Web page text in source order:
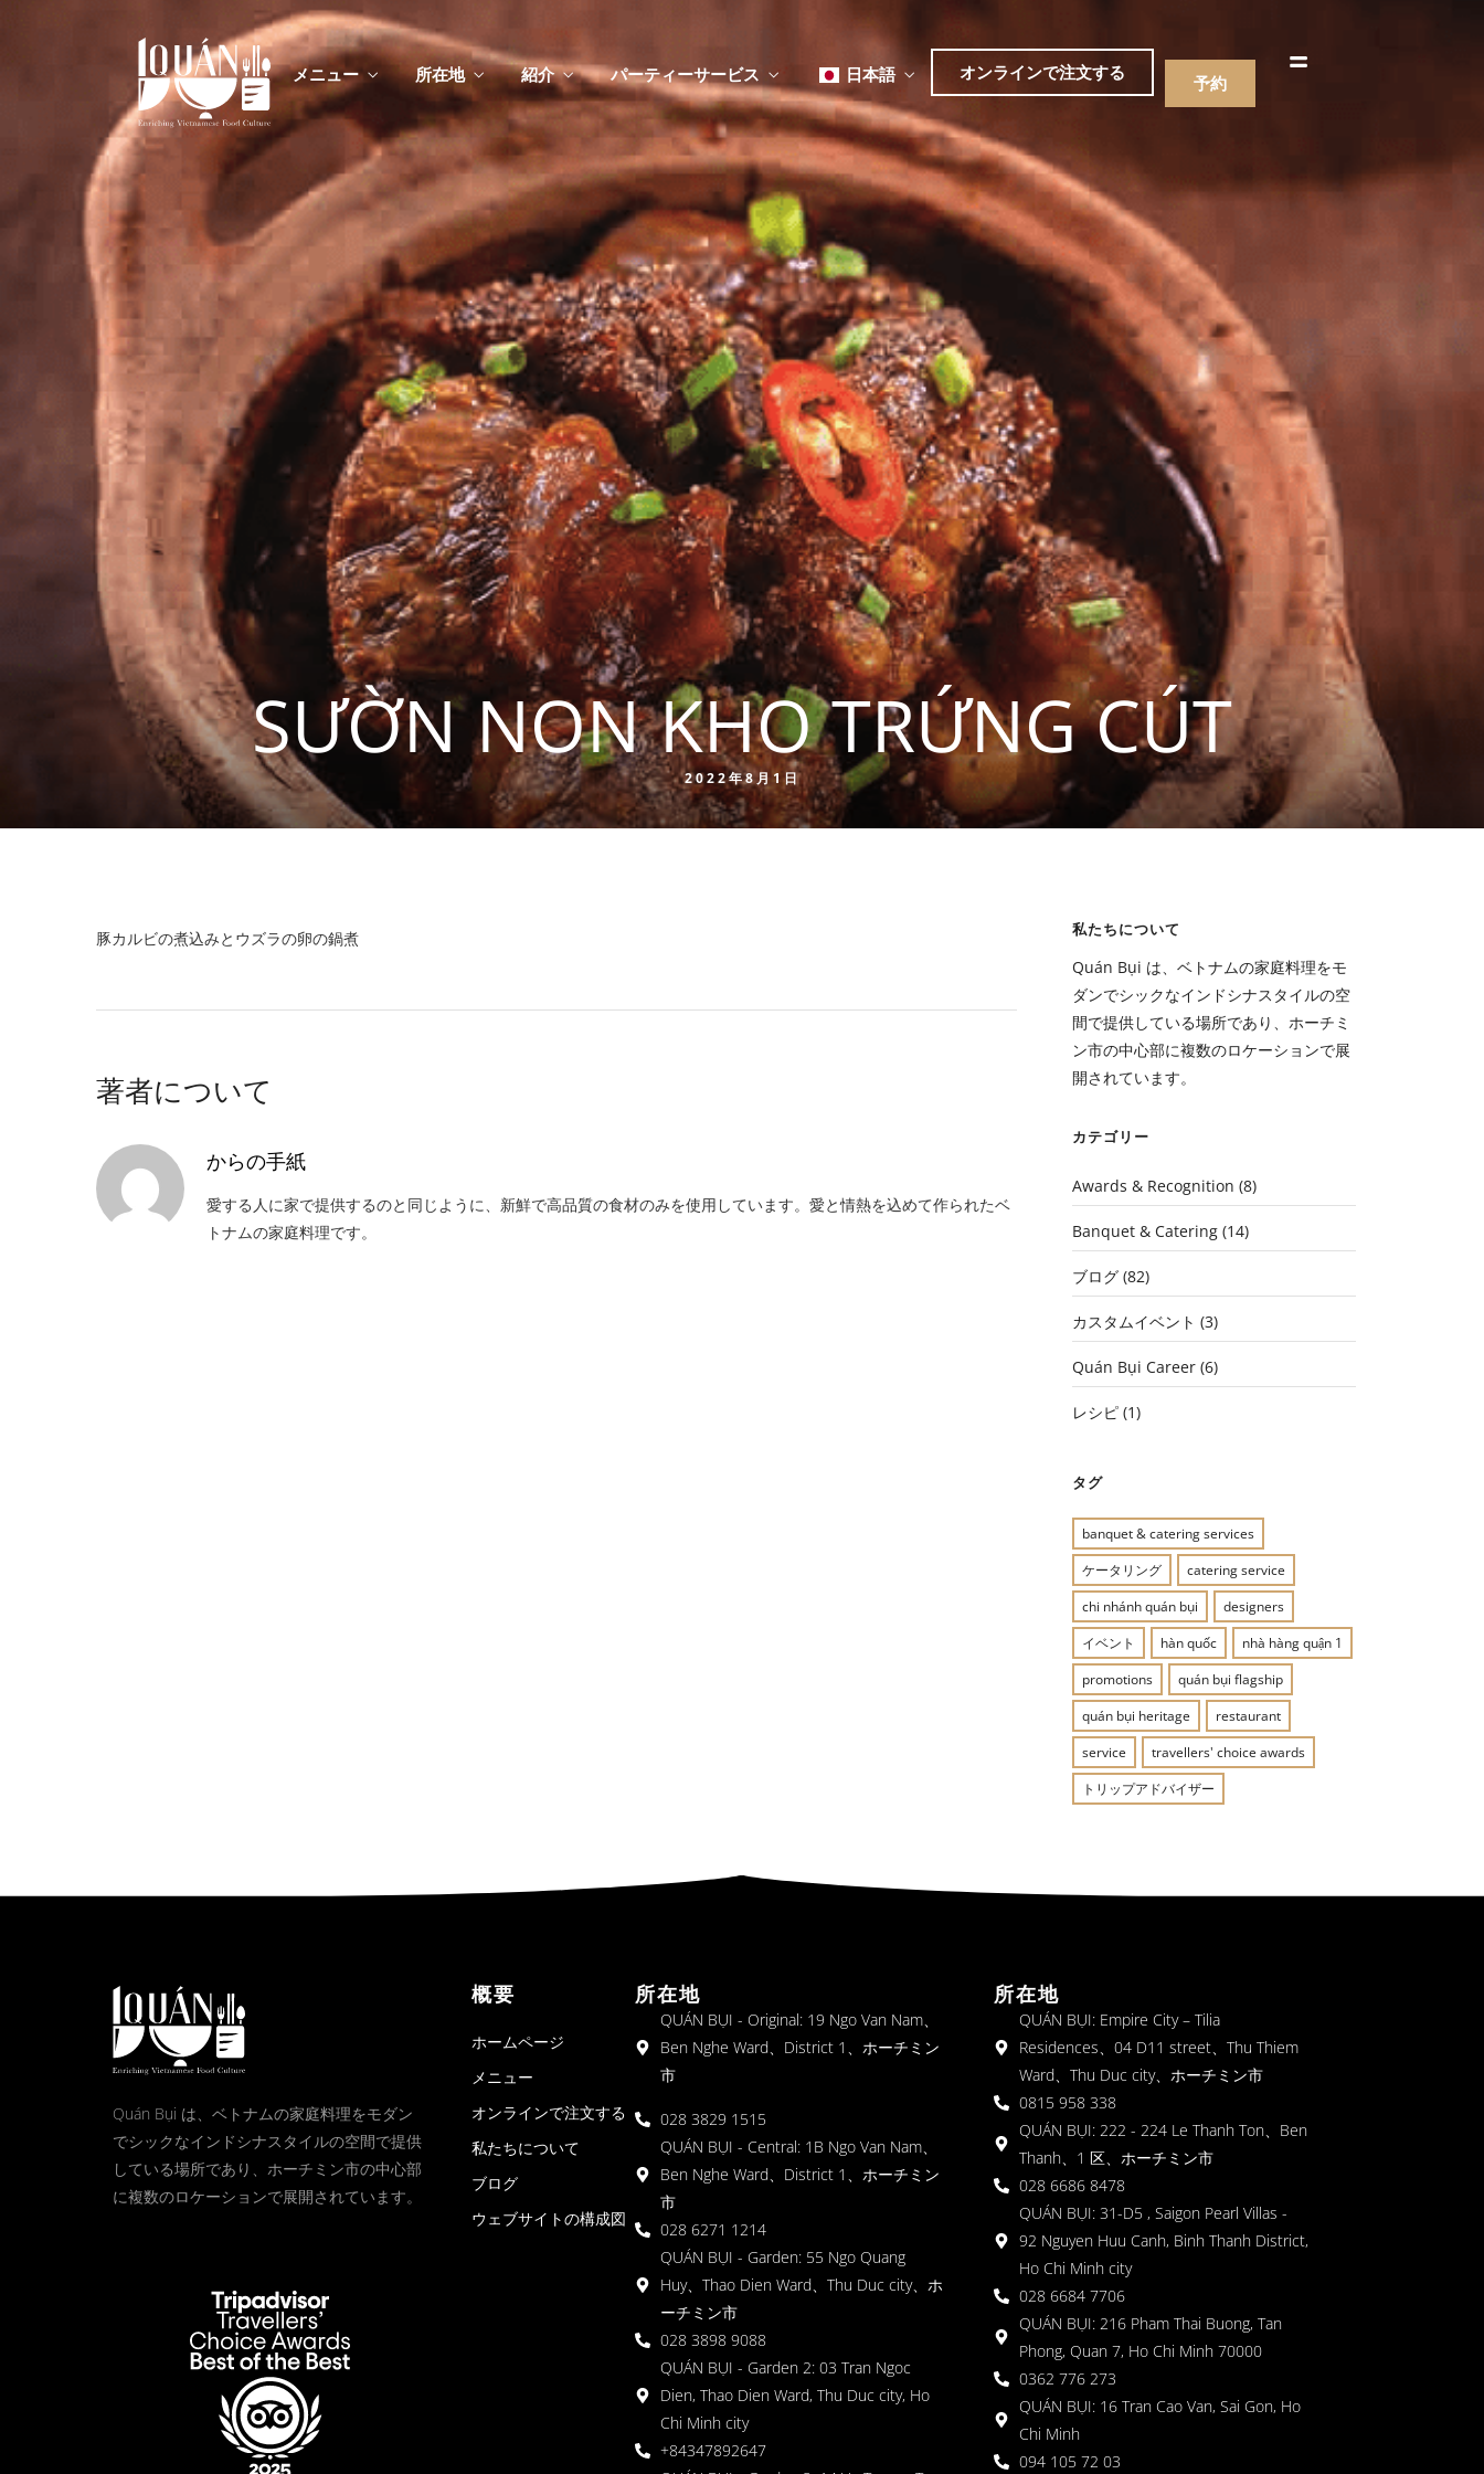
メニュー
メニュー
カスタムイベント
メニュー
飲み物
所在地 紹介 パーティーサービス 日本語
English
Tiếng Việt
한국어
简体中文
オンラインで注文する 予約
メニュー
カスタムイベント
メニュー
飲み物
简体中文
SƯỜN NON KHO TRỨNG CÚT
2022年8月1日
豚カルビの煮込みとウズラの卵の鍋煮
著者について
からの手紙
愛する人に家で提供するのと同じように、新鮮で高品質の食材のみを使用しています。愛と情熱を込めて作られたベ
トナムの家庭料理です。
私たちについて
Quán Bụi は、ベトナムの家庭料理をモ
ダンでシックなインドシナスタイルの空
間で提供している場所であり、ホーチミ
ン市の中心部に複数のロケーションで展
開されています。
カテゴリー
Awards & Recognition (8)
Banquet & Catering (14)
ブログ (82)
カスタムイベント (3)
Quán Bụi Career (6)
レシピ (1)
タグ
banquet & catering services
ケータリング
catering service
chi nhánh quán bụi
designers
イベント
hàn quốc
nhà hàng quận 1
promotions
quán bụi flagship
quán bụi heritage
restaurant
service
travellers' choice awards
トリップアドバイザー
Quán Bụi は、ベトナムの家庭料理をモダン
でシックなインドシナスタイルの空間で提供
している場所であり、ホーチミン市の中心部
に複数のロケーションで展開されています。
概要
ホームページ
メニュー
オンラインで注文する
私たちについて
ブログ
ウェブサイトの構成図
所在地
QUÁN BỤI - Original: 19 Ngo Van Nam、
Ben Nghe Ward、District 1、ホーチミン
市
028 3829 1515
QUÁN BỤI - Central: 1B Ngo Van Nam、
Ben Nghe Ward、District 1、ホーチミン
市
028 6271 1214
QUÁN BỤI - Garden: 55 Ngo Quang
Huy、Thao Dien Ward、Thu Duc city、ホ
ーチミン市
028 3898 9088
QUÁN BỤI - Garden 2: 03 Tran Ngoc
Dien, Thao Dien Ward, Thu Duc city, Ho
Chi Minh city
+84347892647
所在地
QUÁN BỤI: Empire City – Tilia
Residences、04 D11 street、Thu Thiem
Ward、Thu Duc city、ホーチミン市
0815 958 338
QUÁN BỤI: 222 - 224 Le Thanh Ton、Ben
Thanh、1 区、ホーチミン市
028 6686 8478
QUÁN BỤI: 31-D5 , Saigon Pearl Villas -
92 Nguyen Huu Canh, Binh Thanh District,
Ho Chi Minh city
028 6684 7706
QUÁN BỤI: 216 Pham Thai Buong, Tan
Phong, Quan 7, Ho Chi Minh 70000
0362 776 273
QUÁN BỤI: 16 Tran Cao Van, Sai Gon, Ho
Chi Minh
094 105 72 03